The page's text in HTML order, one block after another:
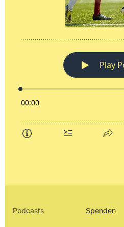
Podcasts Spenden